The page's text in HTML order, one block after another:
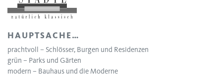
HAUPTSACHE…
prachtvoll – Schlösser, Burgen und Residenzen
grün – Parks und Gärten
modern – Bauhaus und die Moderne